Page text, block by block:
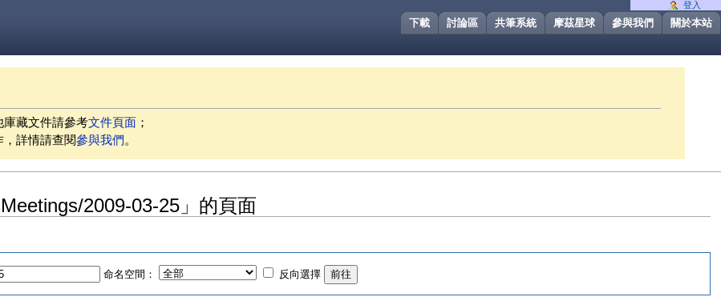
關於本站
參與我們
摩茲星球
共筆系統
討論區
下載
庫藏文件請參考文件頁面 ；
詳情請查閱參與我們。
2009-03-25」的頁面
命名空間： 反向選擇
登入